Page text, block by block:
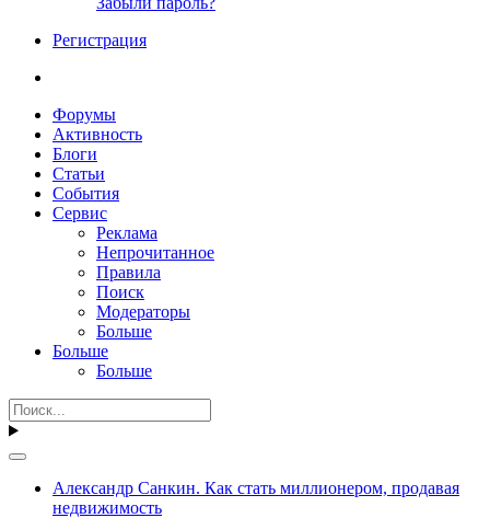
Регистрация
Форумы
Активность
Блоги
Статьи
События
Сервис
Реклама
Непрочитанное
Правила
Поиск
Модераторы
Больше
Больше
Больше
Александр Санкин. Как стать миллионером, продавая
недвижимость